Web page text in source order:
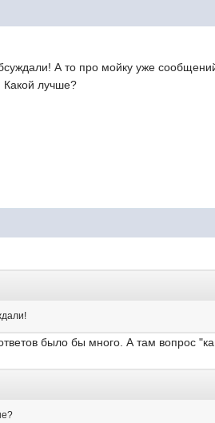
А то про мойку уже
Какой лучше?
было бы много. А там вопрос